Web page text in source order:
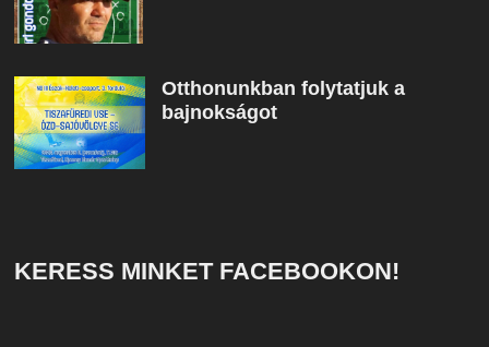
Otthonunkban folytatjuk a
bajnokságot
KERESS MINKET FACEBOOKON!